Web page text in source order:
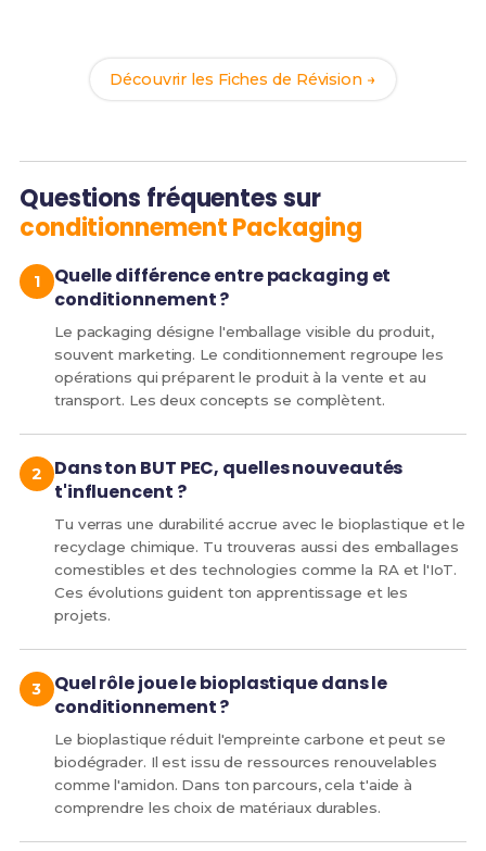
Découvrir les Fiches de Révision →
Questions fréquentes sur
conditionnement Packaging
Quelle différence entre packaging et
conditionnement ?
Le packaging désigne l'emballage visible du produit,
souvent marketing. Le conditionnement regroupe les
opérations qui préparent le produit à la vente et au
transport. Les deux concepts se complètent.
Dans ton BUT PEC, quelles nouveautés
t'influencent ?
Tu verras une durabilité accrue avec le bioplastique et le
recyclage chimique. Tu trouveras aussi des emballages
comestibles et des technologies comme la RA et l'IoT.
Ces évolutions guident ton apprentissage et les
projets.
Quel rôle joue le bioplastique dans le
conditionnement ?
Le bioplastique réduit l'empreinte carbone et peut se
biodégrader. Il est issu de ressources renouvelables
comme l'amidon. Dans ton parcours, cela t'aide à
comprendre les choix de matériaux durables.